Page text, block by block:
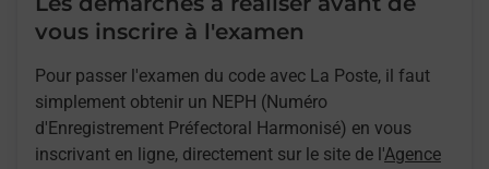
vous inscrire à l'examen
Pour passer l'examen du code avec La Poste, il faut
simplement obtenir un NEPH (Numéro
d'Enregistrement Préfectoral Harmonisé) en vous
inscrivant en ligne, directement sur le site de l'Agence